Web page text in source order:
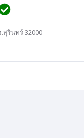
.สุรินทร์ 32000